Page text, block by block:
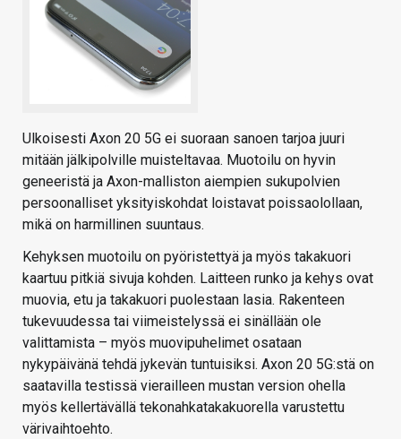
Ulkoisesti Axon 20 5G ei suoraan sanoen tarjoa juuri
mitään jälkipolville muisteltavaa. Muotoilu on hyvin
geneeristä ja Axon-malliston aiempien sukupolvien
persoonalliset yksityiskohdat loistavat poissaolollaan,
mikä on harmillinen suuntaus.
Kehyksen muotoilu on pyöristettyä ja myös takakuori
kaartuu pitkiä sivuja kohden. Laitteen runko ja kehys ovat
muovia, etu ja takakuori puolestaan lasia. Rakenteen
tukevuudessa tai viimeistelyssä ei sinällään ole
valittamista – myös muovipuhelimet osataan
nykypäivänä tehdä jykevän tuntuisiksi. Axon 20 5G:stä on
saatavilla testissä vierailleen mustan version ohella
myös kellertävällä tekonahkatakakuorella varustettu
värivaihtoehto.